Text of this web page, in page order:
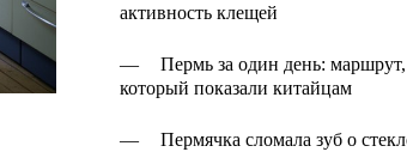
активность клещей
—
Пермь за один день: маршрут,
который показали китайцам
—
Пермячка сломала зуб о